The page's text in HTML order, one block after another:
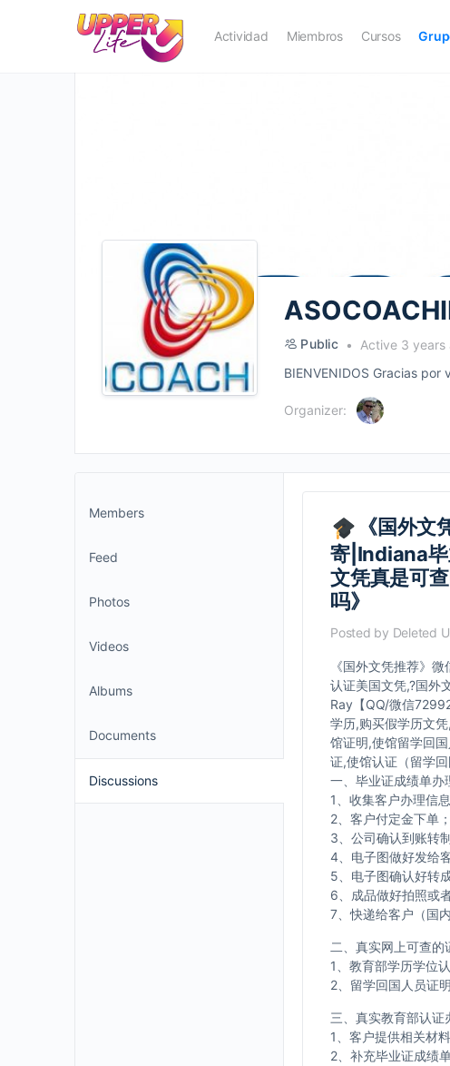
Actividad Miembros Cursos
Public
Active 3 years
BIENVENIDOS Gracias
Organizer:
Members
Feed
Photos
Videos
Albums
Documents
Discussions
《国外
寄|Indiana毕
文凭真是可
吗》
Posted by Deleted
《国外文凭推荐》
认证美国文凭,?国外
Ray【QQ/微信
学历,购买假学历文
馆证明,使馆留学回
证,使馆认证（留学
一、毕业证成绩单办
1、收集客户办理信息
2、客户付定金下单；
3、公司确认到账转
4、电子图做好发给
5、电子图确认好转
6、成品做好拍照或
7、快递给客户（国
二、真实网上可查的
1、教育部学历学位
2、留学回国人员证
三、真实教育部认证
1、客户提供相关材
2、补充毕业证成绩